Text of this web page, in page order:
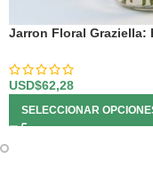
Jarron Floral Graziella:
USD$62,28
SELECCIONAR